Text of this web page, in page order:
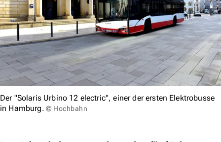
Der "Solaris Urbino 12 electric", einer der ersten Elektrobusse
in Hamburg. © Hochbahn